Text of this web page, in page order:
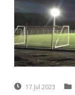
17 Jul 2023